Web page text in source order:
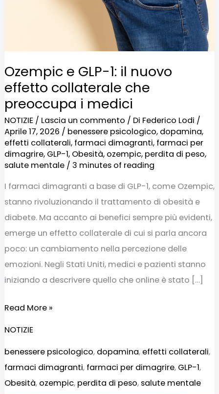
Ozempic e GLP-1: il nuovo
effetto collaterale che
preoccupa i medici
NOTIZIE/ Lascia un commento / Di Federico Lodi /
Aprile 17, 2026 / benessere psicologico, dopamina,
effetti collaterali, farmaci dimagranti, farmaci per
dimagrire, GLP-1, Obesità, ozempic, perdita di peso,
salute mentale/ 3 minutes of reading
I farmaci dimagranti a base di GLP-1, come Ozempic,
stanno rivoluzionando il trattamento di obesità e
diabete. Ma accanto ai benefici sempre più evidenti,
emerge un effetto collaterale di cui si parla ancora
poco: un cambiamento nella percezione delle
emozioni. Negli Stati Uniti, medici e pazienti stanno
iniziando a descrivere quello che online è stato […]
i
medici
Read More »
NOTIZIE
benessere psicologico, dopamina, effetti collaterali,
farmaci dimagranti, farmaci per dimagrire, GLP-1,
Obesità, ozempic, perdita di peso, salute mentale